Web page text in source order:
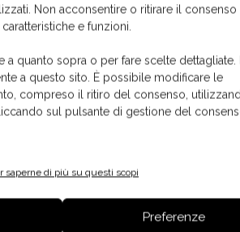
Non acconsentire o ritirare il consenso
e funzioni.
a quanto sopra o per fare scelte dettagliate.
a questo sito. È possibile modificare le
compreso il ritiro del consenso,
sul pulsante di gestione del
saperne di più su questi scopi
Preferenze